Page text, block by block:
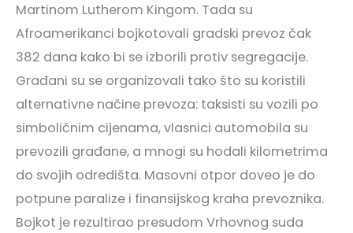
Martinom Lutherom Kingom. Tada su
Afroamerikanci bojkotovali gradski prevoz čak
382 dana kako bi se izborili protiv segregacije.
Građani su se organizovali tako što su koristili
alternativne načine prevoza: taksisti su vozili po
simboličnim cijenama, vlasnici automobila su
prevozili građane, a mnogi su hodali kilometrima
do svojih odredišta. Masovni otpor doveo je do
potpune paralize i finansijskog kraha prevoznika.
Bojkot je rezultirao presudom Vrhovnog suda